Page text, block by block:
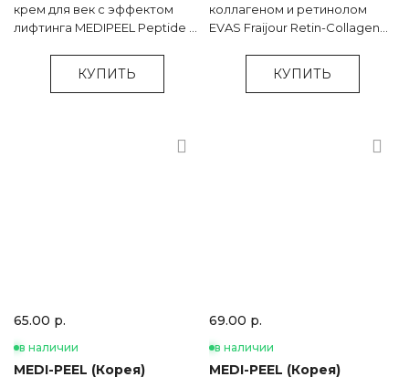
крем для век с эффектом
лифтинга MEDIPEEL Peptide 9
КУПИТЬ
коллагеном и ретинолом
EVAS Fraijour Retin-Collagen
КУПИТЬ
65.00 р.
в наличии
MEDI-PEEL (Корея)
69.00 р.
в наличии
MEDI-PEEL (Корея)